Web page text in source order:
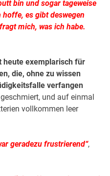
bin und sogar tageweise
es gibt deswegen
mich, was ich habe.
heute exemplarisch für
die, ohne zu wissen
verfangen
und auf einmal
vollkommen leer
geradezu frustrierend“,